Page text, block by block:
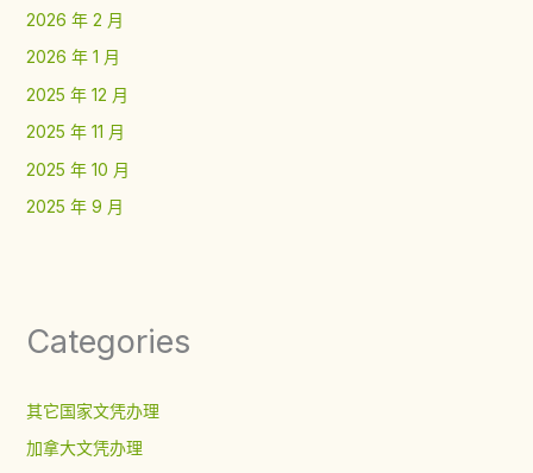
2026 年 2 月
2026 年 1 月
2025 年 12 月
2025 年 11 月
2025 年 10 月
2025 年 9 月
Categories
其它国家文凭办理
加拿大文凭办理